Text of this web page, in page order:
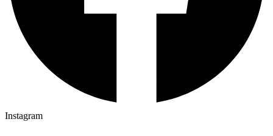
Instagram